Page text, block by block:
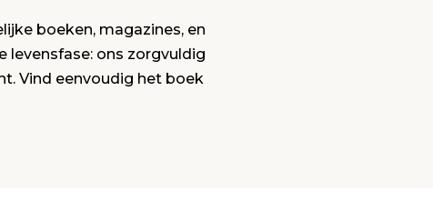
boeken, magazines, en
levensfase: ons zorgvuldig
Vind eenvoudig het boek